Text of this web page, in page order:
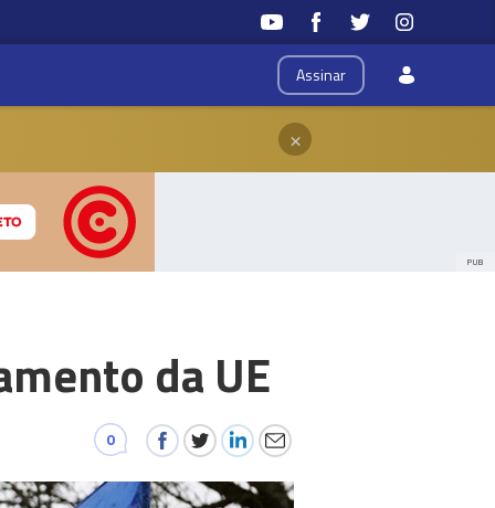
Assinar
×
PUB
da UE
0